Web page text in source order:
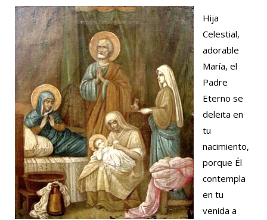
Hija
Celestial,
adorable
María, el
Padre
Eterno se
deleita en
tu
nacimiento,
porque Él
contempla
en tu
venida a